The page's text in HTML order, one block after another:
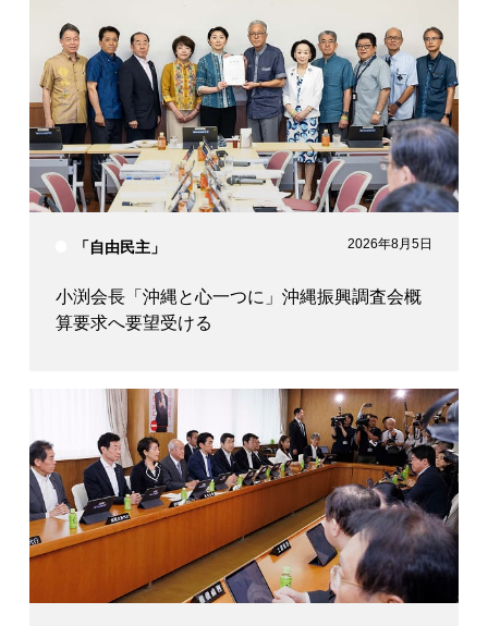
「自由民主」 2026年8月5日
小渕会長「沖縄と心一つに」沖縄振興調査会概
算要求へ要望受ける